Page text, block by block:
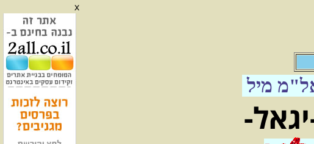
x
אגדה מהלכת וששים שנות מדינה
מיל